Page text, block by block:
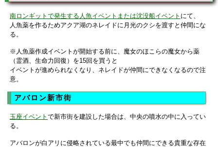
南ロンギットで発生する人魚イベントまたは沈没船イベント にて、
人魚薬を作るためアクア湖のネレイドに月光のクシを渡すと仲間にな
る。
※人魚薬作成イベントが開始する前に、魔女のほこらの魔女から薬
（霊酒、生命力回復）を15回を買うと
イベントが進められなくなり、ネレイドが仲間にできなくなるので注
意。
アバロン新市街
玉座イベント で新市街を建設した場合は、中央の噴水の中に入ってい
る。
アバロンが白アリに侵略されている最中でも仲間にできる貴重な存在